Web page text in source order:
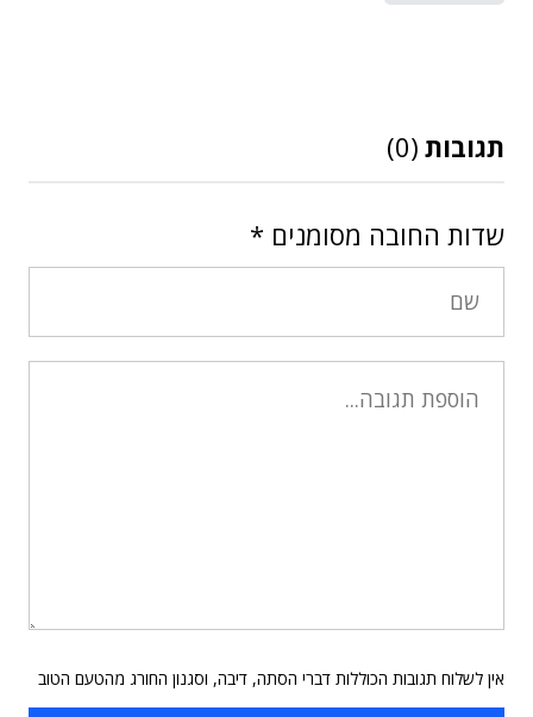
תגובות (0)
שדות החובה מסומנים *
אין לשלוח תגובות הכוללות דברי הסתה, דיבה, וסגנון החורג מהטעם הטוב